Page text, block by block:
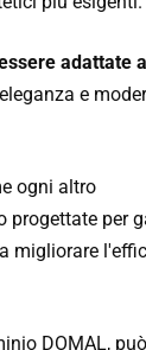
adattate a
e
ogni altro
progettate per
migliorare
DOMAL, può